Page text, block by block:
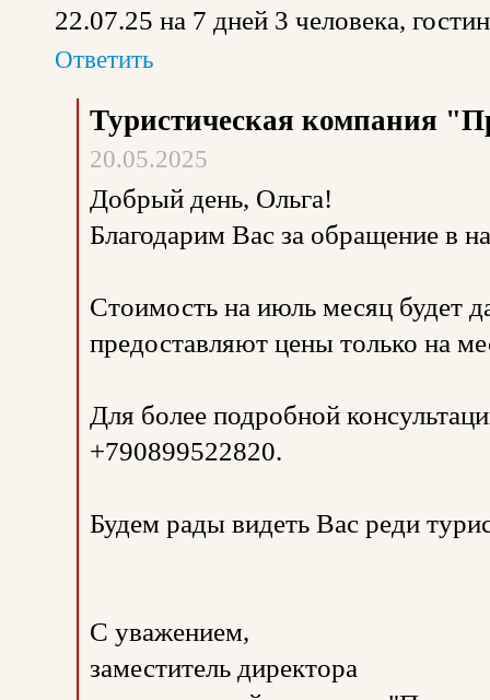
22.07.25 на 7 дней 3 человека,
Ответить
Туристическая компания
20.05.2025
Добрый день, Ольга!
Благодарим Вас за обращение в
Стоимость на июль месяц будет
предоставляют цены только на
Для более подробной
+790899522820.
Будем рады видеть Вас реди
С уважением,
заместитель директора